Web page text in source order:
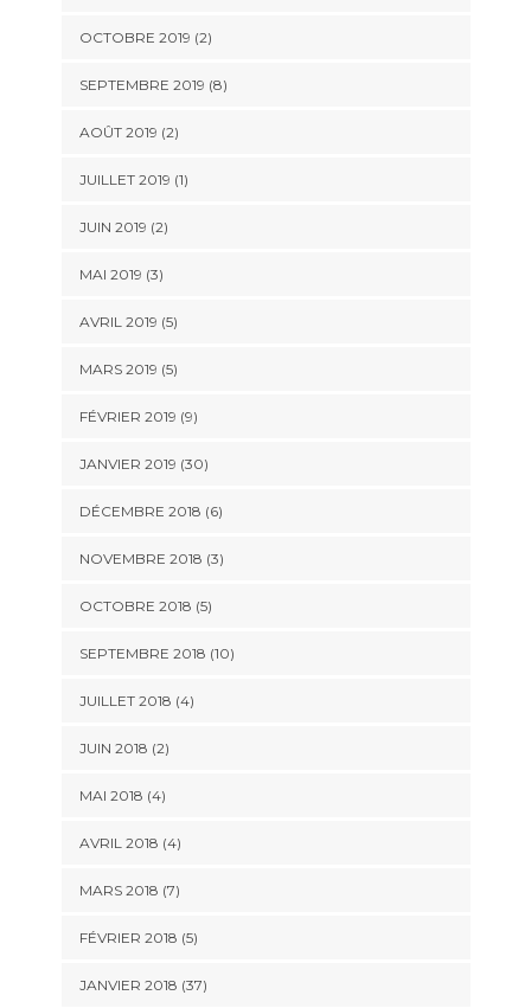
OCTOBRE 2019 (2)
SEPTEMBRE 2019 (8)
AOÛT 2019 (2)
JUILLET 2019 (1)
JUIN 2019 (2)
MAI 2019 (3)
AVRIL 2019 (5)
MARS 2019 (5)
FÉVRIER 2019 (9)
JANVIER 2019 (30)
DÉCEMBRE 2018 (6)
NOVEMBRE 2018 (3)
OCTOBRE 2018 (5)
SEPTEMBRE 2018 (10)
JUILLET 2018 (4)
JUIN 2018 (2)
MAI 2018 (4)
AVRIL 2018 (4)
MARS 2018 (7)
FÉVRIER 2018 (5)
JANVIER 2018 (37)